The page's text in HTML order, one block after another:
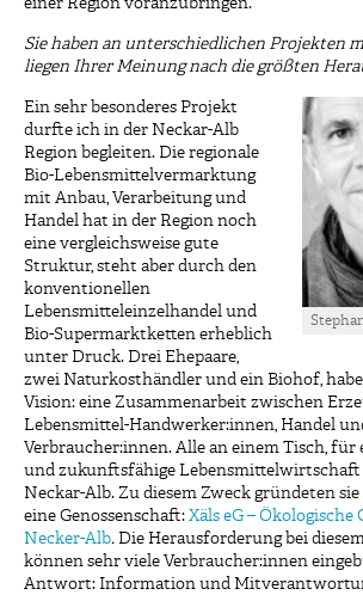
einer Region voranzubringen.
Sie haben an unterschiedlichen Projekten
liegen Ihrer Meinung nach die größten
Ein sehr besonderes Projekt
durfte ich in der Neckar-Alb
Region begleiten. Die regionale
Bio-Lebensmittelvermarktung
mit Anbau, Verarbeitung und
Handel hat in der Region noch
eine vergleichsweise gute
Struktur, steht aber durch den
konventionellen
Lebensmitteleinzelhandel und
Bio-Supermarktketten erheblich
unter Druck. Drei Ehepaare,
zwei Naturkosthändler und ein Biohof,
Vision: eine Zusammenarbeit zwischen
Lebensmittel-Handwerker:innen, Handel
Verbraucher:innen. Alle an einem Tisch, für
und zukunftsfähige Lebensmittelwirtschaft
Neckar-Alb. Zu diesem Zweck gründeten sie
eine Genossenschaft: Xäls eG – Ökologische
Necker-Alb. Die Herausforderung bei
können sehr viele Verbraucher:innen
Antwort: Information und